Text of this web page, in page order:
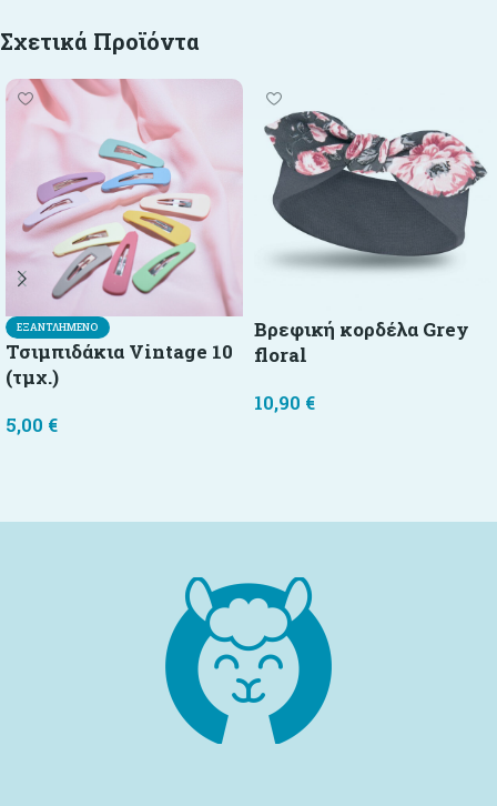
Σχετικά Προϊόντα
ΕΞΑΝΤΛΗΜΈΝΟ
Τσιμπιδάκια Vintage 10
(τμχ.)
5,00 €
Βρεφική κορδέλα Grey
floral
10,90 €